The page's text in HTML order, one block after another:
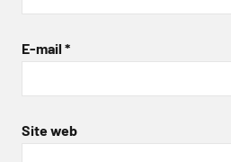
E-mail *
Site web